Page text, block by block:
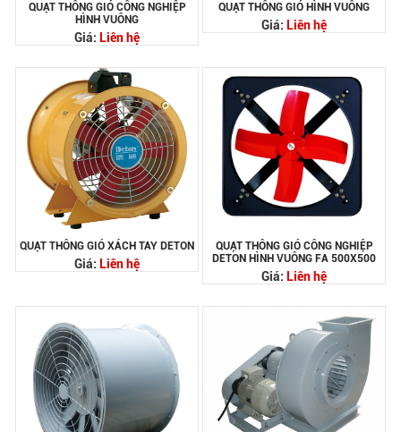
QUẠT THÔNG GIÓ CÔNG NGHIỆP
HÌNH VUÔNG
Giá: Liên hệ
QUẠT THÔNG GIÓ HÌNH VUÔNG
Giá: Liên hệ
QUẠT THÔNG GIÓ XÁCH TAY DETON
Giá: Liên hệ
QUẠT THÔNG GIÓ CÔNG NGHIỆP
DETON HÌNH VUÔNG FA 500X500
Giá: Liên hệ